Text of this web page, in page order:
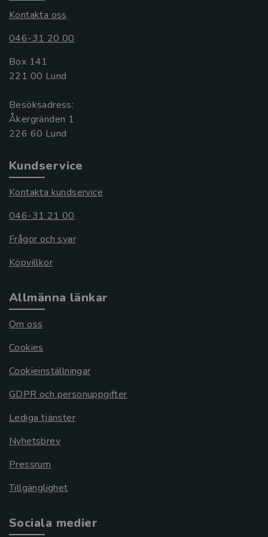
Kontakta oss
046-31 20 00
Box 141
221 00 Lund
Besöksadress:
Åkergränden 1
Kundservice
Kontakta kundservice
046-31 21 00
Frågor och svar
Köpvillkor
Allmänna länkar
Om oss
Cookies
Cookieinställningar
GDPR och personuppgifter
Lediga tjänster
Nyhetsbrev
Pressrum
Tillgänglighet
Sociala medier